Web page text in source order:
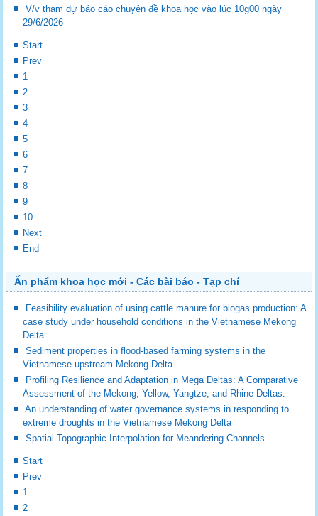
V/v tham dự báo cáo chuyên đề khoa học vào lúc 10g00 ngày
29/6/2026
Start
Prev
1
2
3
4
5
6
7
8
9
10
Next
End
Ấn phẩm khoa học mới - Các bài báo - Tạp chí
Feasibility evaluation of using cattle manure for biogas production: A
case study under household conditions in the Vietnamese Mekong
Delta
Sediment properties in flood-based farming systems in the
Vietnamese upstream Mekong Delta
Profiling Resilience and Adaptation in Mega Deltas: A Comparative
Assessment of the Mekong, Yellow, Yangtze, and Rhine Deltas.
An understanding of water governance systems in responding to
extreme droughts in the Vietnamese Mekong Delta
Spatial Topographic Interpolation for Meandering Channels
Start
Prev
1
2